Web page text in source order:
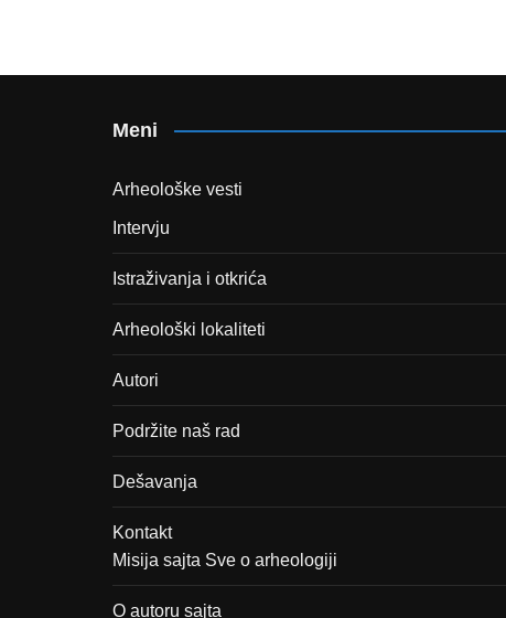
Meni
Arheološke vesti
Intervju
Istraživanja i otkrića
Arheološki lokaliteti
Autori
Podržite naš rad
Dešavanja
Kontakt
Misija sajta Sve o arheologiji
O autoru sajta